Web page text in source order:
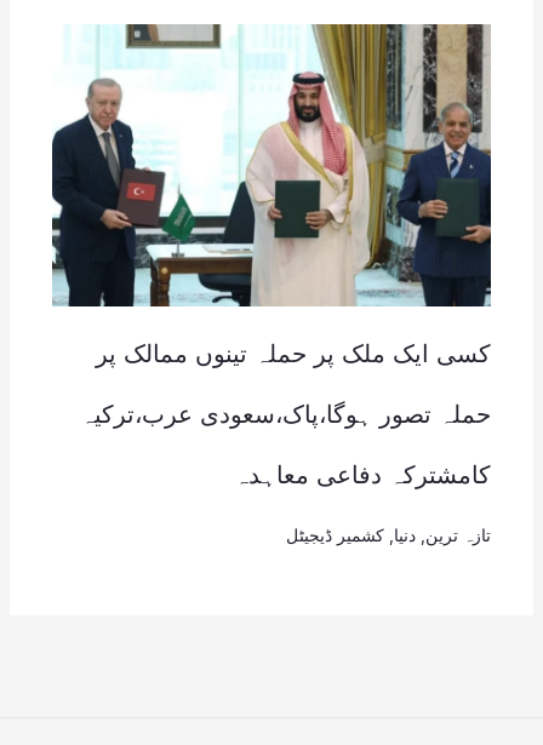
کسی ایک ملک پر حملہ تینوں ممالک پر
حملہ تصور ہوگا،پاک،سعودی عرب،ترکیہ
کامشترکہ دفاعی معاہدہ
تازہ ترین دنیا کشمیر ڈیجیٹل